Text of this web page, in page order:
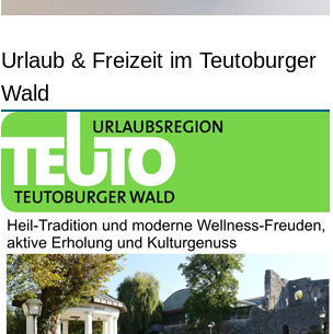
Urlaub & Freizeit im Teutoburger
Wald